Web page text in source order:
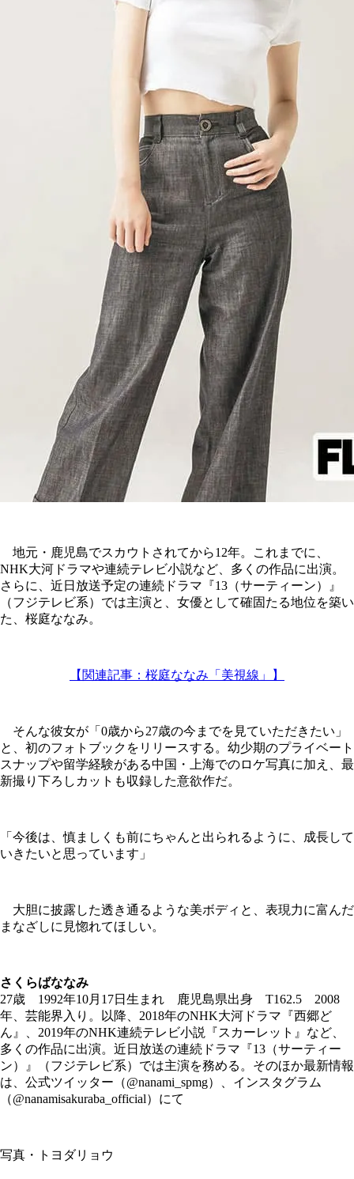
地元・鹿児島でスカウトされてから12年。これまでに、
NHK大河ドラマや連続テレビ小説など、多くの作品に出演。
さらに、近日放送予定の連続ドラマ『13（サーティーン）』
（フジテレビ系）では主演と、女優として確固たる地位を築い
た、桜庭ななみ。
【関連記事：桜庭ななみ「美視線」】
そんな彼女が「0歳から27歳の今までを見ていただきたい」
と、初のフォトブックをリリースする。幼少期のプライベート
スナップや留学経験がある中国・上海でのロケ写真に加え、最
新撮り下ろしカットも収録した意欲作だ。
「今後は、慎ましくも前にちゃんと出られるように、成長して
いきたいと思っています」
大胆に披露した透き通るような美ボディと、表現力に富んだ
まなざしに見惚れてほしい。
さくらばななみ
27歳 1992年10月17日生まれ 鹿児島県出身 T162.5 2008
年、芸能界入り。以降、2018年のNHK大河ドラマ『西郷ど
ん』、2019年のNHK連続テレビ小説『スカーレット』など、
多くの作品に出演。近日放送の連続ドラマ『13（サーティー
ン）』（フジテレビ系）では主演を務める。そのほか最新情報
は、公式ツイッター（@nanami_spmg）、インスタグラム
（@nanamisakuraba_official）にて
写真・トヨダリョウ